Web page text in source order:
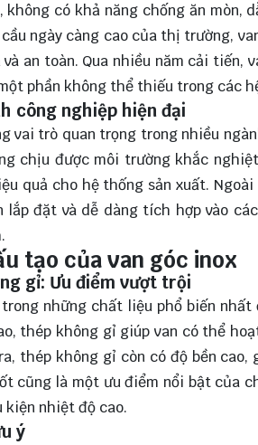
có khả năng chống ăn mòn,
ngày càng cao của thị trường,
an toàn. Qua nhiều năm cải
phần không thể thiếu trong các
công nghiệp hiện đại
vai trò quan trọng trong nhiều
chịu được môi trường khắc
quả cho hệ thống sản xuất.
đặt và dễ dàng tích hợp vào
tạo của van góc inox
gỉ: Ưu điểm vượt trội
những chất liệu phổ biến
thép không gỉ giúp van có thể
thép không gỉ còn có độ bền
cũng là một ưu điểm nổi bật của
nhiệt độ cao.
ý